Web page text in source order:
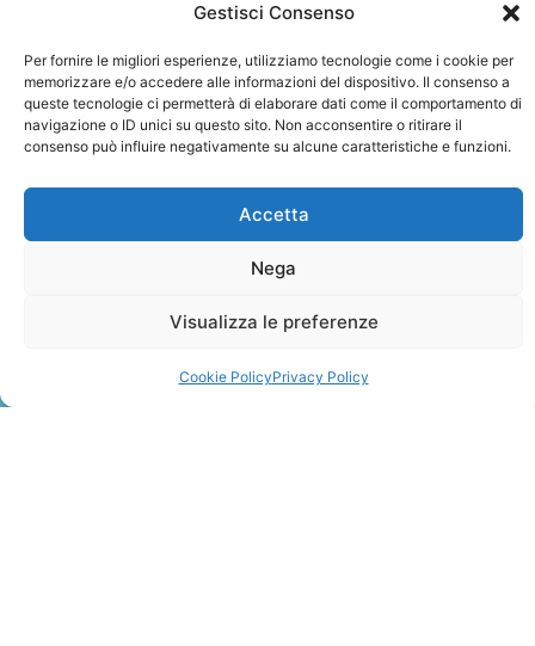
Gestisci Consenso
Per fornire le migliori esperienze, utilizziamo tecnologie come i cookie per
memorizzare e/o accedere alle informazioni del dispositivo. Il consenso a
queste tecnologie ci permetterà di elaborare dati come il comportamento di
navigazione o ID unici su questo sito. Non acconsentire o ritirare il
consenso può influire negativamente su alcune caratteristiche e funzioni.
Accetta
Nega
Visualizza le preferenze
Cookie PolicyPrivacy Policy